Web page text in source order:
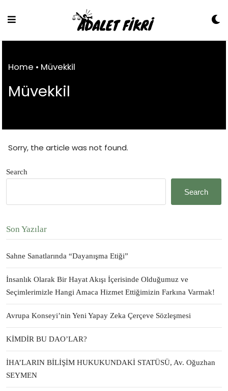
Home • Müvekkil
Müvekkil
Sorry, the article was not found.
Search
Search
Son Yazılar
Sahne Sanatlarında “Dayanışma Etiği”
İnsanlık Olarak Bir Hayat Akışı İçerisinde Olduğumuz ve
Seçimlerimizle Hangi Amaca Hizmet Ettiğimizin Farkına Varmak!
Avrupa Konseyi’nin Yeni Yapay Zeka Çerçeve Sözleşmesi
KİMDİR BU DAO’LAR?
İHA’LARIN BİLİŞİM HUKUKUNDAKİ STATÜSÜ, Av. Oğuzhan
SEYMEN